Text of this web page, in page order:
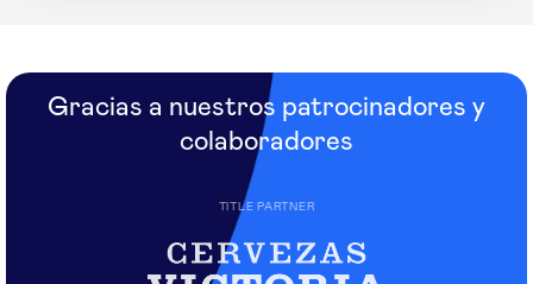
Gracias a nuestros patrocinadores y
colaboradores
TITLE PARTNER